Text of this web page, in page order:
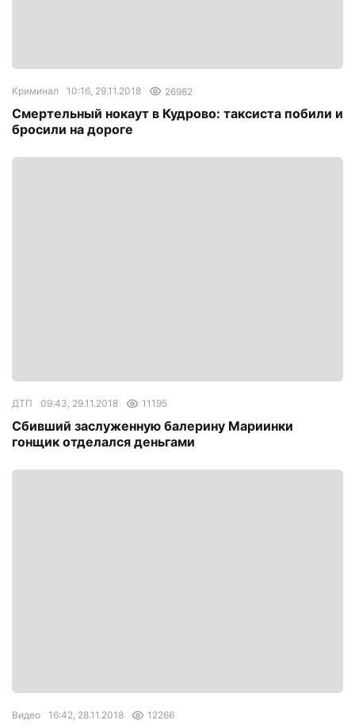
Криминал 10:16, 29.11.2018 26982
Смертельный нокаут в Кудрово: таксиста побили и
бросили на дороге
ДТП 09:43, 29.11.2018 11195
Сбивший заслуженную балерину Мариинки
гонщик отделался деньгами
Видео 16:42, 28.11.2018 12266